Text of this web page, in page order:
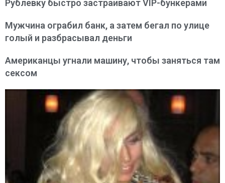
Рублевку быстро застраивают VIP-бункерами
Мужчина ограбил банк, а затем бегал по улице
голый и разбрасывал деньги
Американцы угнали машину, чтобы заняться там
сексом